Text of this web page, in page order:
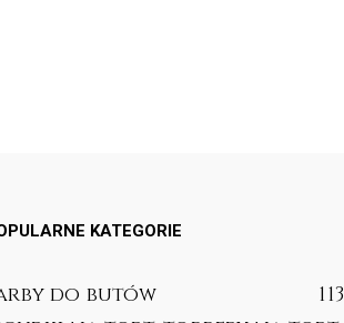
KATEGORIE
do butów
113